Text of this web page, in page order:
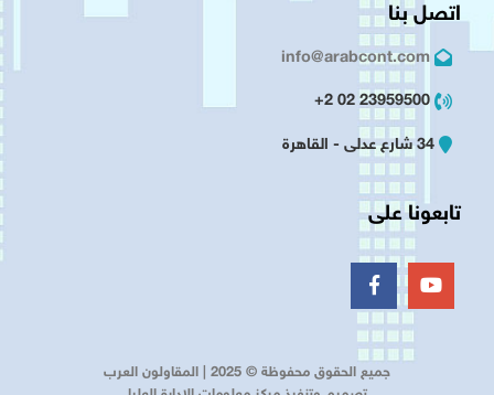
اتصل بنا
info@arabcont.com
23959500 02 2+
34 شارع عدلى - القاهرة
تابعونا على
جميع الحقوق محفوظة © 2025 | المقاولون العرب